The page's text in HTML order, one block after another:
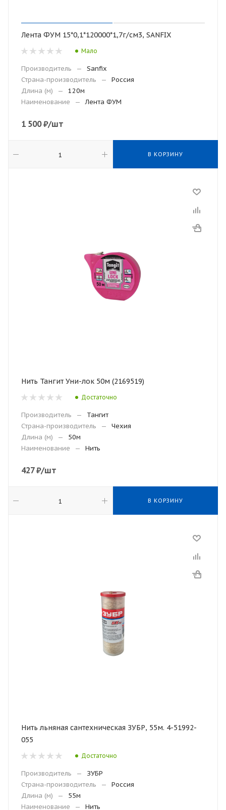
Лента ФУМ 15*0,1*120000*1,7г/см3, SANFIX
Мало
Производитель —
Sanfix
Страна-производитель
—
Россия
Длина (м)
—
120м
Наименование
— Лента ФУМ
1 500₽/шт
В КОРЗИНУ
Нить Тангит Уни-лок 50м (2169519)
Достаточно
Производитель —
Тангит
Страна-производитель
—
Чехия
Длина (м)
—
50м
Наименование
— Нить
427₽/шт
В КОРЗИНУ
Нить льняная сантехническая ЗУБР, 55м. 4-51992-
055
Достаточно
Производитель —
ЗУБР
Страна-производитель
—
Россия
Длина (м)
—
55м
Наименование
— Нить